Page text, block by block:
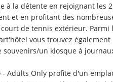
à la détente en rejoignant les
et en profitant des
de tennis extérieur. Parmi
vous trouvez
souvenirs/un kiosque à
- Adults Only profite d'un